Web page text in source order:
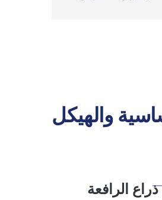
والهيكل
ذراع الرافعة